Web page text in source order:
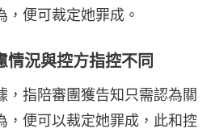
，便可裁定她罪成。
情況與控方指控不同
，指陪審團獲告知只需認為關
，便可以裁定她罪成，此和控